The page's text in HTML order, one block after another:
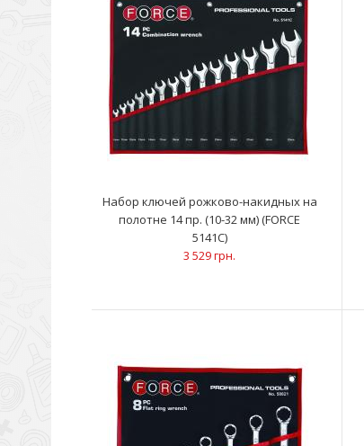
Набор ключей рожково-накидных на
полотне 14 пр. (10-32 мм) (FORCE
5141C)
3 529 грн.